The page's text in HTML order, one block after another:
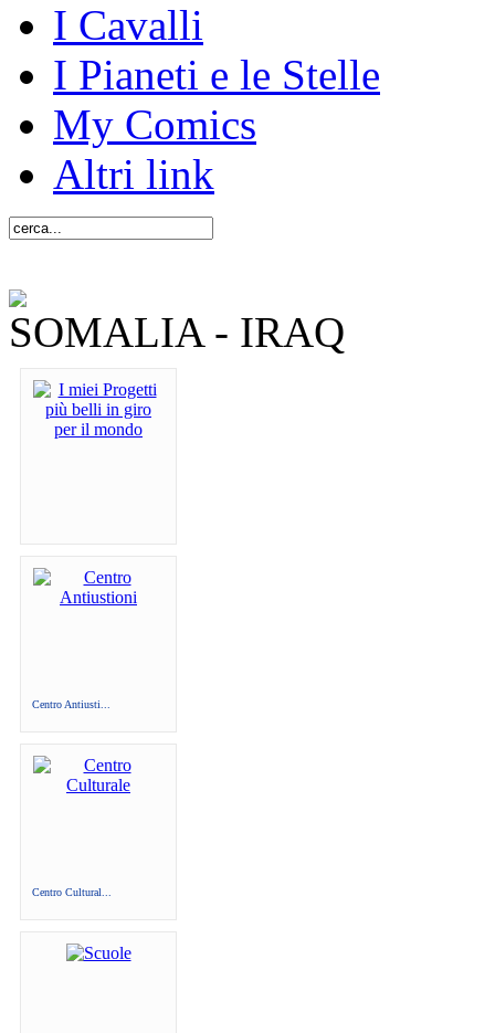
I Cavalli
I Pianeti e le Stelle
My Comics
Altri link
SOMALIA - IRAQ
Centro Antiusti...
Centro Cultural...